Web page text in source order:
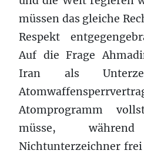
müssen das gleiche
Respekt
Auf die Frage
Iran als
Atomprogramm
müsse,
Nichtunterzeichner